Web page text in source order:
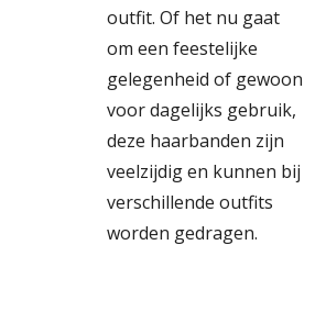
outfit. Of het nu gaat
om een feestelijke
gelegenheid of gewoon
voor dagelijks gebruik,
deze haarbanden zijn
veelzijdig en kunnen bij
verschillende outfits
worden gedragen.